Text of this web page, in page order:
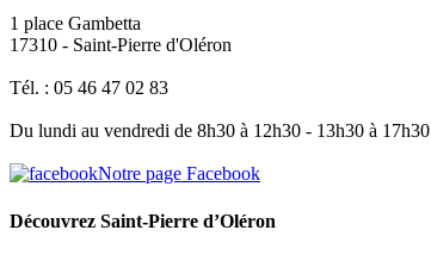
1 place Gambetta
17310 - Saint-Pierre d'Oléron
Tél. : 05 46 47 02 83
Du lundi au vendredi de 8h30 à 12h30 - 13h30 à 17h30
Notre page Facebook
Découvrez Saint-Pierre d’Oléron